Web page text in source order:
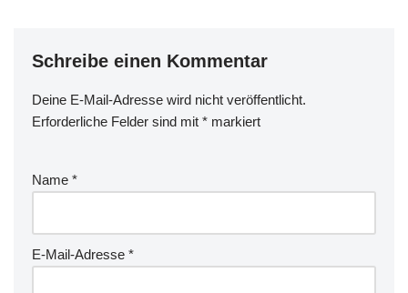
Schreibe einen Kommentar
Deine E-Mail-Adresse wird nicht veröffentlicht.
Erforderliche Felder sind mit * markiert
Name *
E-Mail-Adresse *